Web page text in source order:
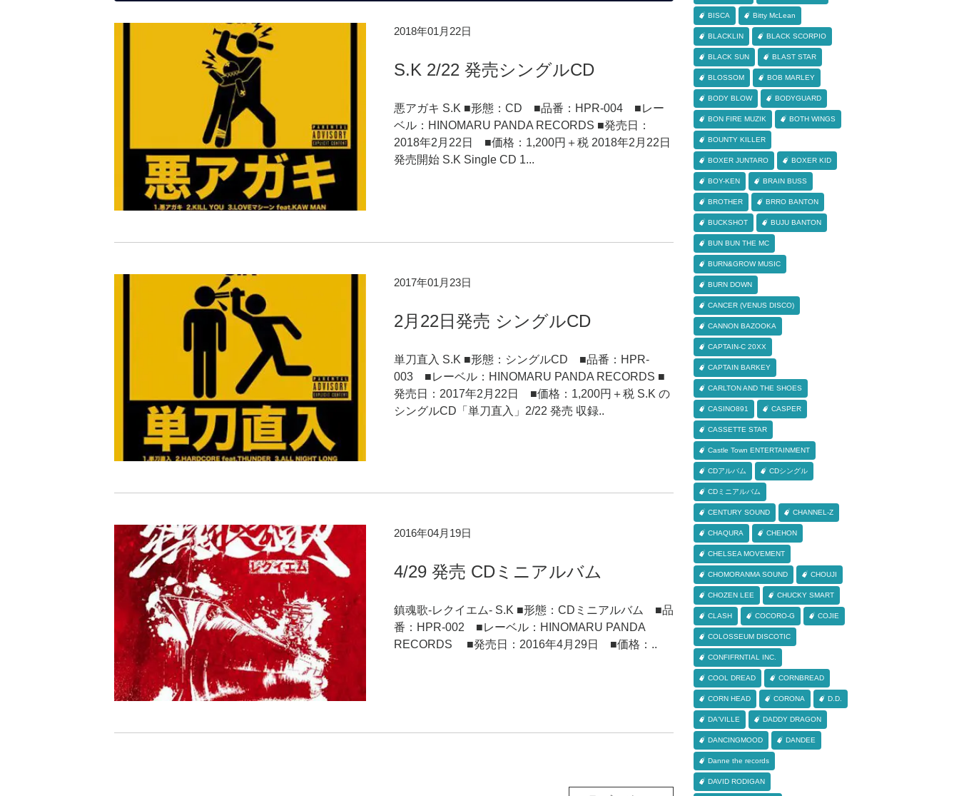
2018年01月22日
S.K 2/22 発売シングルCD
悪アガキ S.K ■形態：CD ■品番：HPR-004 ■レー
ベル：HINOMARU PANDA RECORDS ■発売日：
2018年2月22日 ■価格：1,200円＋税 2018年2月22日
発売開始 S.K Single CD 1...
2017年01月23日
2月22日発売 シングルCD
単刀直入 S.K ■形態：シングルCD ■品番：HPR-
003 ■レーベル：HINOMARU PANDA RECORDS ■
発売日：2017年2月22日 ■価格：1,200円＋税 S.K の
シングルCD「単刀直入」2/22 発売 収録..
2016年04月19日
4/29 発売 CDミニアルバム
鎮魂歌-レクイエム- S.K ■形態：CDミニアルバム ■品
番：HPR-002 ■レーベル：HINOMARU PANDA
RECORDS ■発売日：2016年4月29日 ■価格：..
BISCA Bitty McLean
BLACKLIN BLACK SCORPIO
BLACK SUN BLAST STAR
BLOSSOM BOB MARLEY
BODY BLOW BODYGUARD
BON FIRE MUZIK BOTH WINGS
BOUNTY KILLER
BOXER JUNTARO BOXER KID
BOY-KEN BRAIN BUSS
BROTHER BRRO BANTON
BUCKSHOT BUJU BANTON
BUN BUN THE MC
BURN&GROW MUSIC
BURN DOWN
CANCER (VENUS DISCO)
CANNON BAZOOKA
CAPTAIN-C 20XX
CAPTAIN BARKEY
CARLTON AND THE SHOES
CASINO891 CASPER
CASSETTE STAR
Castle Town ENTERTAINMENT
CDアルバム CDシングル
CDミニアルバム
CENTURY SOUND CHANNEL-Z
CHAQURA CHEHON
CHELSEA MOVEMENT
CHOMORANMA SOUND CHOUJI
CHOZEN LEE CHUCKY SMART
CLASH COCORO-G COJIE
COLOSSEUM DISCOTIC
CONFIFRNTIAL INC.
COOL DREAD CORNBREAD
CORN HEAD CORONA D.D.
DA'VILLE DADDY DRAGON
DANCINGMOOD DANDEE
Danne the records
DAVID RODIGAN